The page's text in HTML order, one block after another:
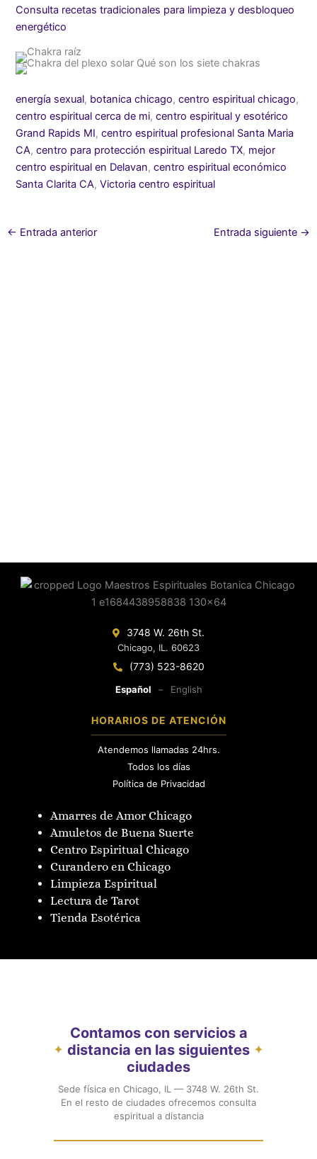
Consulta recetas tradicionales para limpieza y desbloqueo
energético
energía sexual, botanica chicago,centro espiritual chicago,
centro espiritual cerca de mi,centro espiritual y esotérico
Grand Rapids MI,centro espiritual profesional Santa Maria
CA,centro para protección espiritual Laredo TX, mejor
centro espiritual en Delavan,centro espiritual económico
Santa Clarita CA,Victoria centro espiritual
← Entrada anterior Entrada siguiente →
3748 W. 26th St.
Chicago, IL. 60623
(773) 523-8620
Español – English
HORARIOS DE ATENCIÓN
Atendemos llamadas 24hrs.
Todos los días
Política de Privacidad
Amarres de Amor Chicago
Amuletos de Buena Suerte
Centro Espiritual Chicago
Curandero en Chicago
Limpieza Espiritual
Lectura de Tarot
Tienda Esotérica
✦
Contamos con servicios a
distancia en las siguientes
ciudades
✦
Sede física en Chicago, IL — 3748 W. 26th St.
En el resto de ciudades ofrecemos consulta
espiritual a distancia